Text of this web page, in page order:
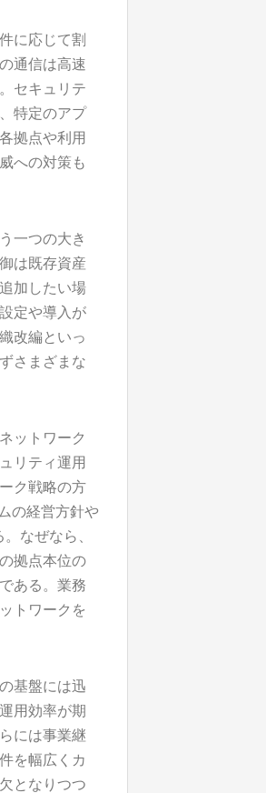
に応じて割
通信は高速
セキュリテ
特定のアプ
拠点や利用
への対策も
一つの大き
は既存資産
加したい場
定や導入が
改編といっ
さまざまな
ットワーク
リティ運用
ク戦略の方
の経営方針や
なぜなら、
拠点本位の
ある。業務
トワークを
基盤には迅
用効率が期
には事業継
を幅広くカ
となりつつ